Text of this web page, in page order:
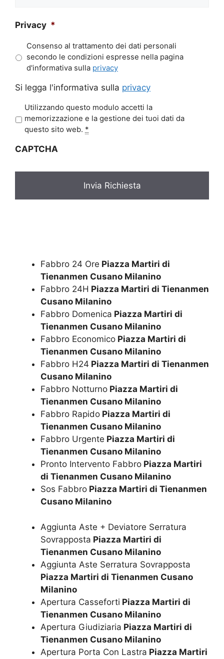
Privacy *
Consenso al trattamento dei dati personali
secondo le condizioni espresse nella pagina
d'informativa sulla privacy
Si legga l'informativa sulla privacy
r
a
y
Utilizzando questo modulo accetti la
memorizzazione e la gestione dei tuoi dati da
questo sito web. *
CAPTCHA
Fabbro 24 Ore Piazza Martiri di
Tienanmen Cusano Milanino
Fabbro 24H Piazza Martiri di Tienanmen
Cusano Milanino
Fabbro Domenica Piazza Martiri di
Tienanmen Cusano Milanino
Fabbro Economico Piazza Martiri di
Tienanmen Cusano Milanino
Fabbro H24 Piazza Martiri di Tienanmen
Cusano Milanino
Fabbro Notturno Piazza Martiri di
Tienanmen Cusano Milanino
Fabbro Rapido Piazza Martiri di
Tienanmen Cusano Milanino
Fabbro Urgente Piazza Martiri di
Tienanmen Cusano Milanino
Pronto Intervento Fabbro Piazza Martiri
di Tienanmen Cusano Milanino
Sos Fabbro Piazza Martiri di Tienanmen
Cusano Milanino
Aggiunta Aste + Deviatore Serratura
Sovrapposta Piazza Martiri di
Tienanmen Cusano Milanino
Aggiunta Aste Serratura Sovrapposta
Piazza Martiri di Tienanmen Cusano
Milanino
Apertura Casseforti Piazza Martiri di
Tienanmen Cusano Milanino
Apertura Giudiziaria Piazza Martiri di
Tienanmen Cusano Milanino
Apertura Porta Con Lastra Piazza Martiri